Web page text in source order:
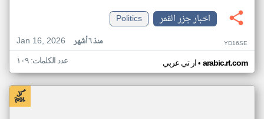
اخبار جزر القمر
Politics
Jan 16, 2026
منذ ٦ أشهر YD16SE
ار تي عربي• arabic.rt.com عدد الكلمات: ١٠٩